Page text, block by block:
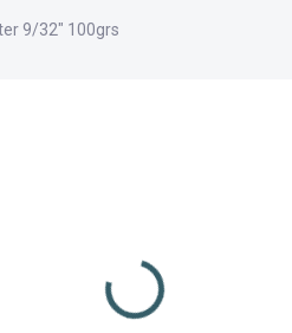
9/32" 100grs